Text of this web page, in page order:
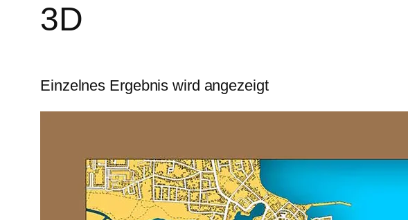
3D
Einzelnes Ergebnis wird angezeigt